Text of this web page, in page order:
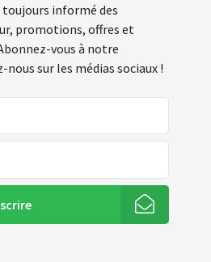
informé des
promotions, offres et
vous à notre
sur les médias sociaux !